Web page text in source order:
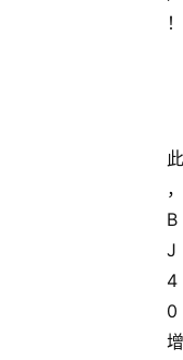
！
此
，
B
J
4
0
增